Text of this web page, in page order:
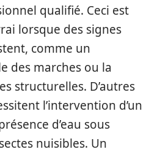
qualifié. Ceci est
lorsque des signes
comme un
des marches ou la
structurelles. D’autres
l’intervention d’un
d’eau sous
nuisibles. Un